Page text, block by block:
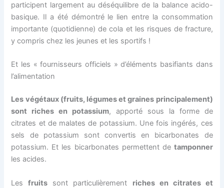
participent largement au déséquilibre de la balance acido-
basique. Il a été démontré le lien entre la consommation
importante (quotidienne) de cola et les risques de fracture,
y compris chez les jeunes et les sportifs !
Et les « fournisseurs officiels » d’éléments basifiants dans
l’alimentation
Les végétaux (fruits, légumes et graines principalement)
sont riches en potassium, apporté sous la forme de
citrates et de malates de potassium. Une fois ingérés, ces
sels de potassium sont convertis en bicarbonates de
potassium. Et les bicarbonates permettent de tamponner
les acides.
Lesfruits sont particulièrement riches en citrates et